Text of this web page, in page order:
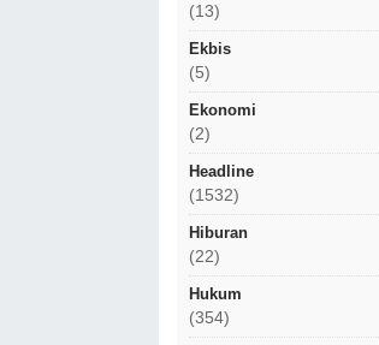
(13)
Ekbis
(5)
Ekonomi
(2)
Headline
(1532)
Hiburan
(22)
Hukum
(354)